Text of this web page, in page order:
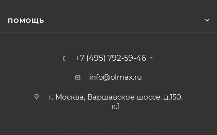
ПОМОЩЬ
+7 (495) 792-59-46
info@olmax.ru
г. Москва, Варшавское шоссе, д.150,
к.1